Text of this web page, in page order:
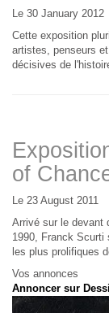
Le 30 January 2012
Cette exposition
artistes, penseurs
décisives de
of
Le 23 August 2011
Arrivé sur le devant
1990, Franck Scurti
les plus prolifiques
Vos annonces
Annoncer sur